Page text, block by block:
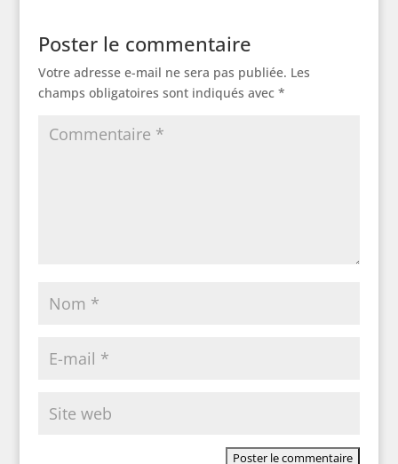
Poster le commentaire
Votre adresse e-mail ne sera pas publiée. Les
champs obligatoires sont indiqués avec *